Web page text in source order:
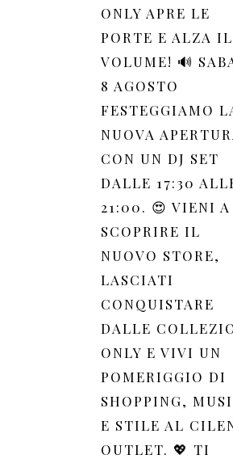
ONLY APRE LE
PORTE E ALZA IL
VOLUME! 🔊
8 AGOSTO
FESTEGGIAMO
NUOVA
CON UN DJ SET
DALLE 17:30
21:00. 😍 VIENI A
SCOPRIRE IL
NUOVO STORE,
LASCIATI
CONQUISTARE
DALLE
ONLY E VIVI UN
POMERIGGIO DI
SHOPPING,
E STILE AL
OUTLET. 💖 TI